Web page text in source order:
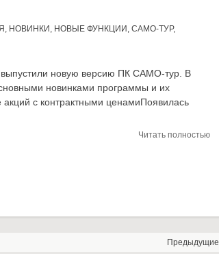
, НОВИНКИ , НОВЫЕ ФУНКЦИИ , САМО-ТУР,
новую версию ПК САМО-тур. В
новинками программы и их
с контрактными ценамиПоявилась
Читать полностью
Предыдущие